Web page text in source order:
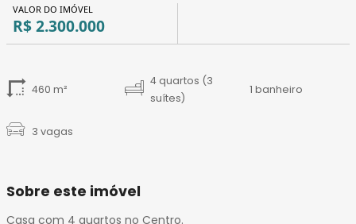
11VALOR DO IMÓVEL
R$ 2.300.000
460 m²
4 quartos (3
suítes)
1 banheiro
3 vagas
Sobre este imóvel
Casa com 4 quartos no Centro.